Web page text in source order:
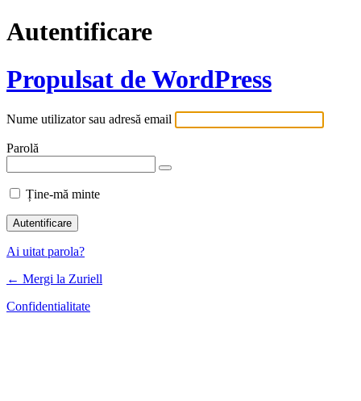
Autentificare
Propulsat de WordPress
Nume utilizator sau adresă email
Parolă
Ține-mă minte
Ai uitat parola?
← Mergi la Zuriell
Confidentialitate